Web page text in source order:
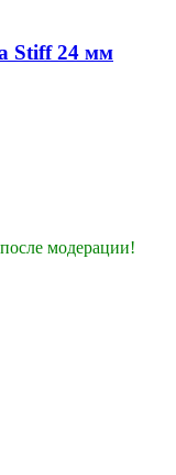
Stiff 24 мм
модерации!